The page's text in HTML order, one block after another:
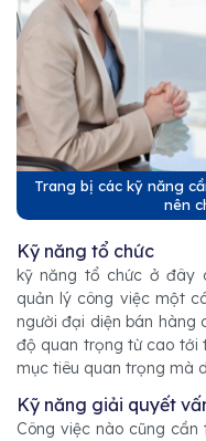
Trang bị các kỹ năng
nên
Kỹ năng tổ chức
kỹ năng tổ chức ở đây
quản lý công việc một
người đại diện bán hàng
độ quan trọng từ cao tới
mục tiêu quan trọng mà
Kỹ năng giải quyết
Công việc nào cũng